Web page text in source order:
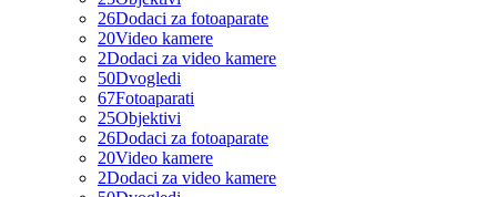
26Dodaci za fotoaparate
20Video kamere
2Dodaci za video kamere
50Dvogledi
67Fotoaparati
25Objektivi
26Dodaci za fotoaparate
20Video kamere
2Dodaci za video kamere